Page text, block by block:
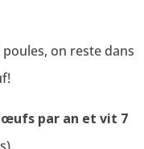
poules, on reste dans
œufs par an et vit 7